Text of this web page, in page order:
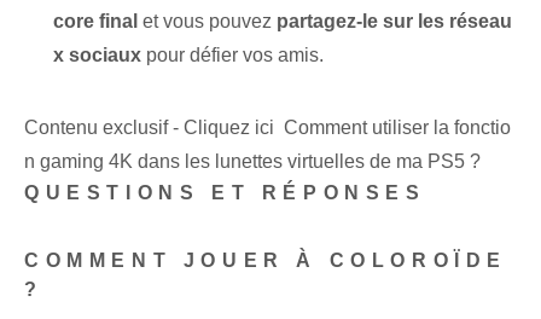
core final et vous pouvez partagez-le sur les réseau
x sociaux pour défier vos amis.
Contenu exclusif - Cliquez ici Comment utiliser la fonctio
n gaming 4K dans les lunettes virtuelles de ma PS5 ?
QUESTIONS ET RÉPONSES
COMMENT JOUER À COLOROÏDE
?